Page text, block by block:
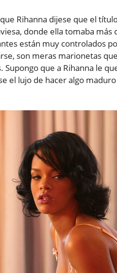
Rihanna dijese que el
donde ella tomaba
están muy controlados
son meras marionetas
Supongo que a Rihanna le
el lujo de hacer algo